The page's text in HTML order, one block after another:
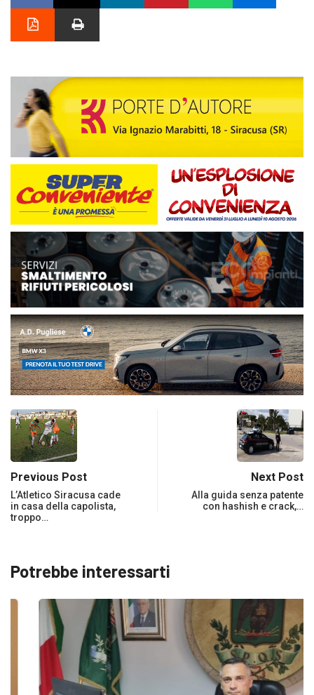
Previous Post
L’Atletico Siracusa cade
in casa della capolista,
troppo…
Next Post
Alla guida senza patente
con hashish e crack,…
Potrebbe interessarti